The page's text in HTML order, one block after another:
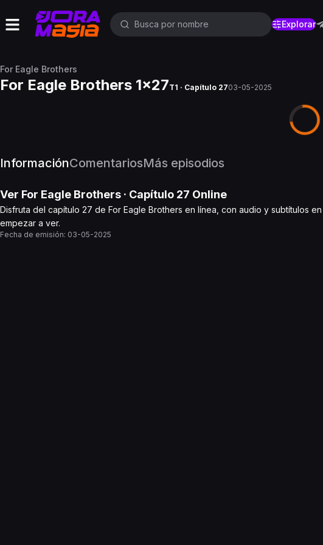
Explorar
For Eagle Brothers
For Eagle Brothers 1x27T1 · Capítulo 2703-05-2025
InformaciónComentariosMás episodios
Ver For Eagle Brothers · Capítulo 27 Online
Disfruta del capítulo 27 de For Eagle Brothers en línea, con audio y subtítulos
empezar a ver.
Fecha de emisión: 03-05-2025